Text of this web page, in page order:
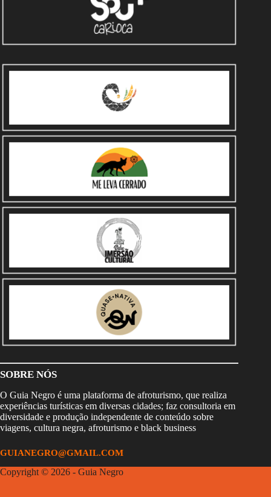
SOBRE NÓS
O Guia Negro é uma plataforma de afroturismo, que realiza
experiências turísticas em diversas cidades; faz consultoria em
diversidade e produção independente de conteúdo sobre
viagens, cultura negra, afroturismo e black business
GUIANEGRO@GMAIL.COM
Copyright © 2026 - Guia Negro